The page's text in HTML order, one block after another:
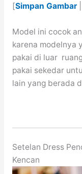
[Simpan Gambar|
Model ini cocok
karena modelnya
pakai di luar
pakai sekedar
lain yang berada
Setelan Dress
Kencan